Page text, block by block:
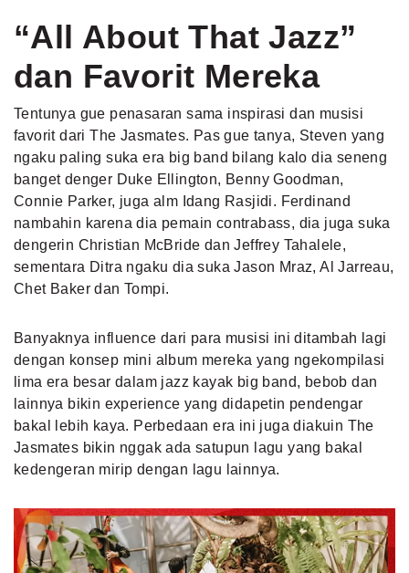
“All About That Jazz”
dan Favorit Mereka
Tentunya gue penasaran sama inspirasi dan musisi
favorit dari The Jasmates. Pas gue tanya, Steven yang
ngaku paling suka era big band bilang kalo dia seneng
banget denger Duke Ellington, Benny Goodman,
Connie Parker, juga alm Idang Rasjidi. Ferdinand
nambahin karena dia pemain contrabass, dia juga suka
dengerin Christian McBride dan Jeffrey Tahalele,
sementara Ditra ngaku dia suka Jason Mraz, Al Jarreau,
Chet Baker dan Tompi.
Banyaknya influence dari para musisi ini ditambah lagi
dengan konsep mini album mereka yang ngekompilasi
lima era besar dalam jazz kayak big band, bebob dan
lainnya bikin experience yang didapetin pendengar
bakal lebih kaya. Perbedaan era ini juga diakuin The
Jasmates bikin nggak ada satupun lagu yang bakal
kedengeran mirip dengan lagu lainnya.